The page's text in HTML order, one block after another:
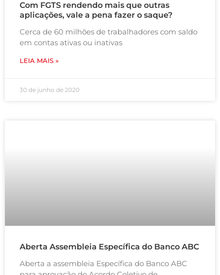
Com FGTS rendendo mais que outras
aplicações, vale a pena fazer o saque?
Cerca de 60 milhões de trabalhadores com saldo
em contas ativas ou inativas
LEIA MAIS »
30 de junho de 2020
Aberta Assembleia Específica do Banco ABC
Aberta a assembleia Específica do Banco ABC